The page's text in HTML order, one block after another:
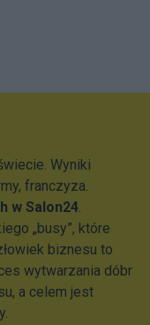
Wyniki
franczyza.
w Salon24.
„busy”, które
biznesu to
wytwarzania dóbr
a celem jest